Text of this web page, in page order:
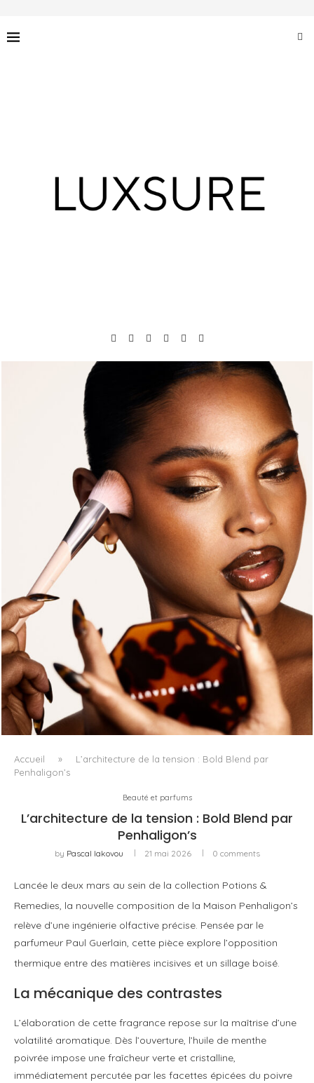
FENTY BEAUTY EXPLORE LA TEXTURE COMME LANGAGE
AVEC LE SUN STALK’R SOUFFLÉ...
Accueil »
L’architecture de la tension : Bold Blend par
Penhaligon’s
Beauté et parfums
L’architecture de la tension : Bold Blend par
Penhaligon’s
by Pascal Iakovou 21 mai 2026 0 comments
Lancée le deux mars au sein de la collection Potions &
Remedies , la nouvelle composition de la Maison Penhaligon’s
relève d’une ingénierie olfactive précise. Pensée par le
parfumeur Paul Guerlain, cette pièce explore l’opposition
thermique entre des matières incisives et un sillage boisé.
La mécanique des contrastes
L’élaboration de cette fragrance repose sur la maîtrise d’une
volatilité aromatique. Dès l’ouverture, l’huile de menthe
poivrée impose une fraîcheur verte et cristalline,
immédiatement percutée par les facettes épicées du poivre